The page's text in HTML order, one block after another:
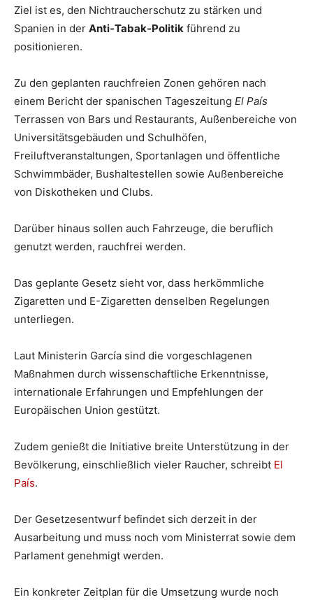
Ziel ist es, den Nichtraucherschutz zu stärken und
Spanien in der Anti-Tabak-Politik führend zu
positionieren.
Zu den geplanten rauchfreien Zonen gehören nach
einem Bericht der spanischen Tageszeitung El País
Terrassen von Bars und Restaurants, Außenbereiche von
Universitätsgebäuden und Schulhöfen,
Freiluftveranstaltungen, Sportanlagen und öffentliche
Schwimmbäder, Bushaltestellen sowie Außenbereiche
von Diskotheken und Clubs.
Darüber hinaus sollen auch Fahrzeuge, die beruflich
genutzt werden, rauchfrei werden.
Das geplante Gesetz sieht vor, dass herkömmliche
Zigaretten und E-Zigaretten denselben Regelungen
unterliegen.
Laut Ministerin García sind die vorgeschlagenen
Maßnahmen durch wissenschaftliche Erkenntnisse,
internationale Erfahrungen und Empfehlungen der
Europäischen Union gestützt.
Zudem genießt die Initiative breite Unterstützung in der
Bevölkerung, einschließlich vieler Raucher, schreibt El
País.
Der Gesetzesentwurf befindet sich derzeit in der
Ausarbeitung und muss noch vom Ministerrat sowie dem
Parlament genehmigt werden.
Ein konkreter Zeitplan für die Umsetzung wurde noch